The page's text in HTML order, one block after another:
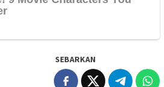
SEBARKAN